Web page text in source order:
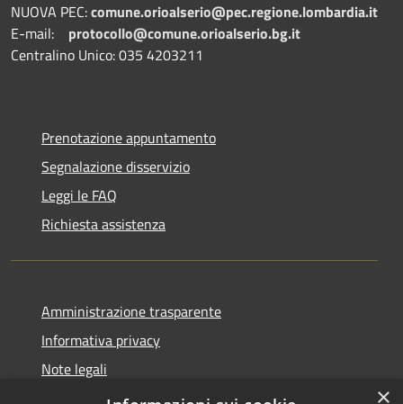
NUOVA PEC:comune.orioalserio@pec.regione.lombardia.it
E-mail: protocollo@comune.orioalserio.bg.it
Centralino Unico: 035 4203211
Prenotazione appuntamento
Segnalazione disservizio
Leggi le FAQ
Richiesta assistenza
Amministrazione trasparente
Informativa privacy
Note legali
Dichiarazione di accessibilità
×